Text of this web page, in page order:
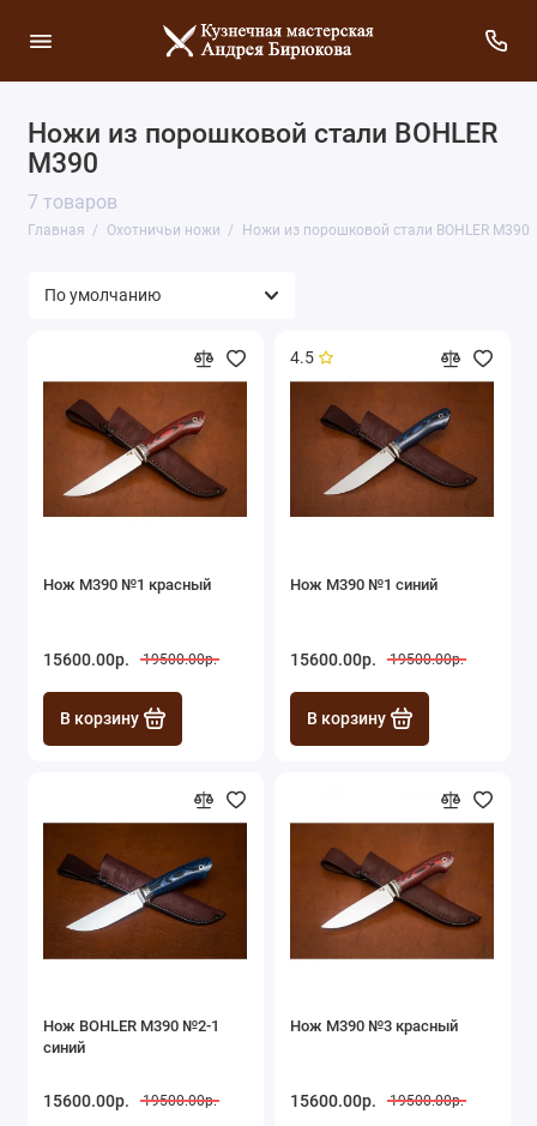
Ножи из порошковой стали BOHLER
M390
7 товаров
Главная Охотничьи ножи Ножи из порошковой стали BOHLER M390
Нож M390 №1 красный
15600.00р. 19500.00р.
В корзину
4.5
Нож M390 №1 синий
15600.00р. 19500.00р.
В корзину
Нож BOHLER M390 №2-1
синий
15600.00р. 19500.00р.
Нож M390 №3 красный
15600.00р. 19500.00р.